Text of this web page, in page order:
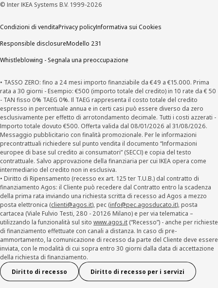
© Inter IKEA Systems B.V. 1999-2026
Condizioni di venditaPrivacy policyInformativa sui Cookies
Responsible disclosureModello 231
Whistleblowing - Segnala una preoccupazione
• TASSO ZERO: fino a 24 mesi importo finanziabile da €49 a €15.000. Prima
rata a 30 giorni - Esempio: €500 (importo totale del credito) in 10 rate da € 50
- TAN fisso 0% TAEG 0%. Il TAEG rappresenta il costo totale del credito
espresso in percentuale annua e in certi casi può essere diverso da zero
esclusivamente per effetto di arrotondamento decimale. Tutti i costi azzerati -
Importo totale dovuto €500. Offerta valida dal 08/01/2026 al 31/08/2026.
Messaggio pubblicitario con finalità promozionale. Per le informazioni
precontrattuali richiedere sul punto vendita il documento “Informazioni
europee di base sul credito ai consumatori” (SECCI) e copia del testo
contrattuale. Salvo approvazione della finanziaria per cui IKEA opera come
intermediario del credito non in esclusiva.
• Diritto di Ripensamento (recesso ex art. 125 ter T.U.B.) dal contratto di
finanziamento Agos: il Cliente può recedere dal Contratto entro la scadenza
della prima rata inviando una richiesta scritta di recesso ad Agos a mezzo
posta elettronica (clienti@agos.it), pec (info@pec.agosducato.it), posta
cartacea (Viale Fulvio Testi, 280 - 20126 Milano) e per via telematica –
utilizzando la funzionalità sul sito www.agos.it (“Recesso”) - anche per richieste
di finanziamento effettuate con canali a distanza. In caso di pre-
ammortamento, la comunicazione di recesso da parte del Cliente deve essere
inviata, con le modalità di cui sopra entro 30 giorni dalla data di accettazione
della richiesta di finanziamento.
Diritto di recesso
Diritto di recesso per i servizi